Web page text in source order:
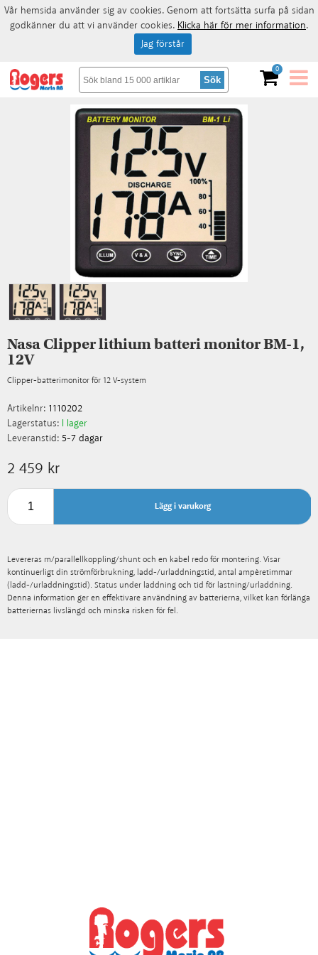
0
Nasa Clipper lithium batteri monitor BM-1,
12V
Clipper-batterimonitor för 12 V-system
Artikelnr: 1110202
Lagerstatus: I lager
Leveranstid: 5-7 dagar
2 459 kr
Lägg i varukorg
Levereras m/parallellkoppling/shunt och en kabel redo för montering. Visar
kontinuerligt din strömförbrukning, ladd-/urladdningstid, antal ampèretimmar
(ladd-/urladdningstid). Status under laddning och tid för lastning/urladdning.
Denna information ger en effektivare användning av batterierna, vilket kan förlänga
batteriernas livslängd och minska risken för fel.
Vår hemsida använder sig av cookies. Genom att fortsätta surfa på sidan
godkänner du att vi använder cookies. Klicka här för mer information.
Jag förstår